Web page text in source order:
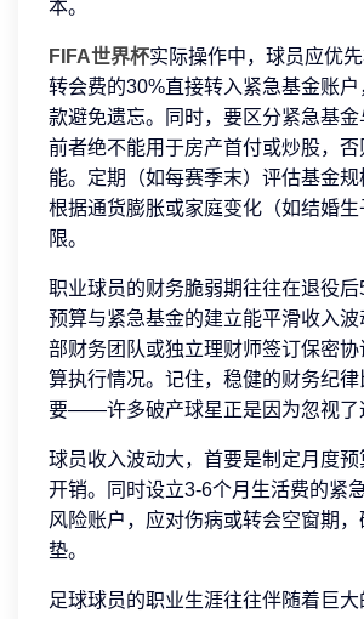
本。
FIFA世界杯实际操作中，球员应优
转会费的30%直接转入紧急基金账户
款避免遗忘。同时，要区分紧急基
前者绝不能用于房产首付或炒股，
能。定期（如每赛季末）评估基金
根据通货膨胀或家庭变化（如结婚生
限。
职业球员的财务脆弱期往往在退役
预算与紧急基金的建立能平滑收入
部财务团队或独立理财师签订保密
算执行情况。记住，稳健的财务纪
要——许多破产球星正是因为忽视了
球员收入波动大，首要是制定月度
开销。同时设立3-6个月生活费的紧
风险账户，应对伤病或转会空窗期
垫。
足球球员的职业生涯往往伴随着巨